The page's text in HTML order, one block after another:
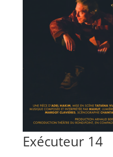
Exécuteur 14